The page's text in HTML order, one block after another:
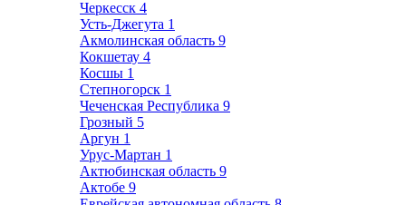
Черкесск 4
Усть-Джегута 1
Акмолинская область 9
Кокшетау 4
Косшы 1
Степногорск 1
Чеченская Республика 9
Грозный 5
Аргун 1
Урус-Мартан 1
Актюбинская область 9
Актобе 9